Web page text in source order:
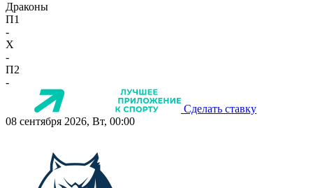
Драконы
П1
-
X
-
П2
-
Сделать ставку
08 сентября 2026, Вт, 00:00